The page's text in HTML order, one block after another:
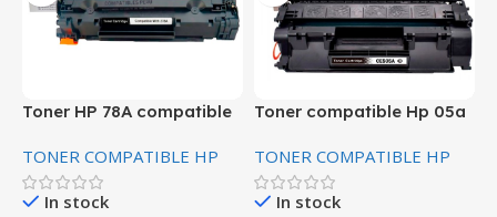
Toner HP 78A compatible
HP LaserJet P1566, P1606,
M1536
TONER COMPATIBLE HP
In stock
Toner compatible Hp 05a
alta calidad
TONER COMPATIBLE HP
In stock